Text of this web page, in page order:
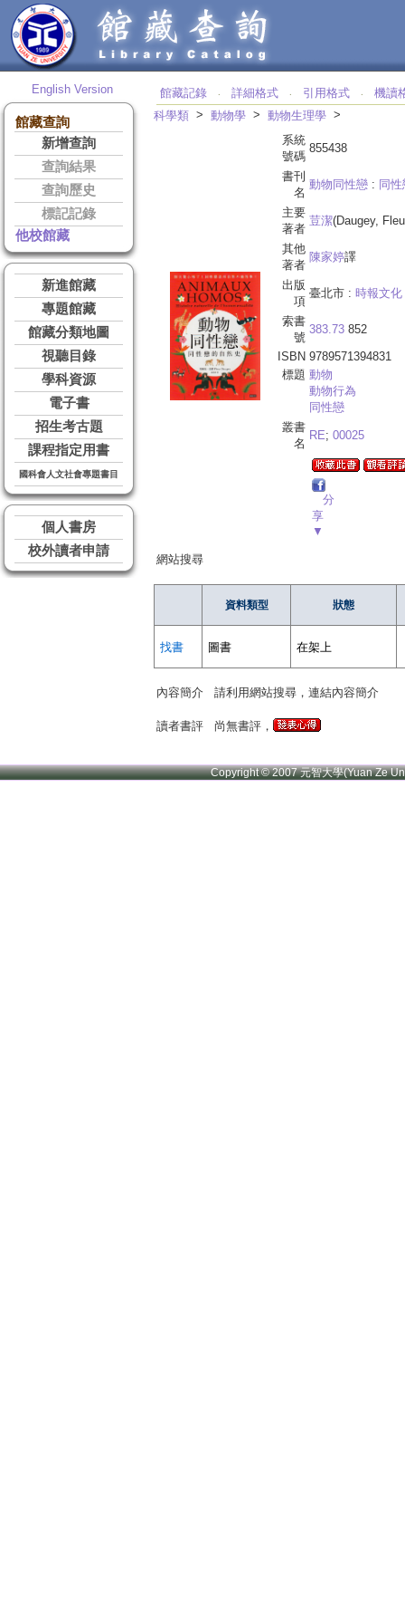
English Version
館藏查詢
新增查詢
查詢結果
查詢歷史
標記記錄
他校館藏
新進館藏
專題館藏
館藏分類地圖
視聽目錄
學科資源
電子書
招生考古題
課程指定用書
國科會人文社會專題書目
個人書房
校外讀者申請
館藏記錄 ‧ 詳細格式 ‧ 引用格式 ‧
機讀
科學類 > 動物學 > 動物生理學 >
系統
號碼
855438
書刊
名
動物同性戀 : 同
主要
著者
荳潔(Daugey,
其他
著者
陳家婷譯
出版
項
臺北市 : 時報文化
索書
號
383.73 852
ISBN 9789571394831
標題 動物
動物行為
同性戀
叢書
名
RE; 00025
分
享
▼
網站搜尋
資料類型 狀態
找書 圖書 在架上
內容簡介 請利用網站搜尋，連結內容簡介
讀者書評 尚無書評，
Copyright © 2007 元智大學(Yuan Ze